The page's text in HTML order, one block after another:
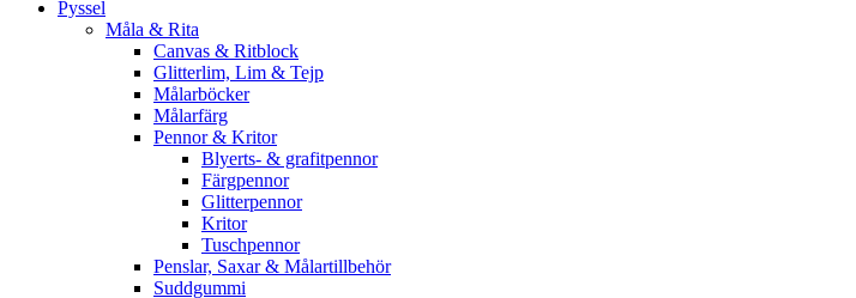
Pyssel
Måla & Rita
Canvas & Ritblock
Glitterlim, Lim & Tejp
Målarböcker
Målarfärg
Pennor & Kritor
Blyerts- & grafitpennor
Färgpennor
Glitterpennor
Kritor
Tuschpennor
Penslar, Saxar & Målartillbehör
Suddgummi